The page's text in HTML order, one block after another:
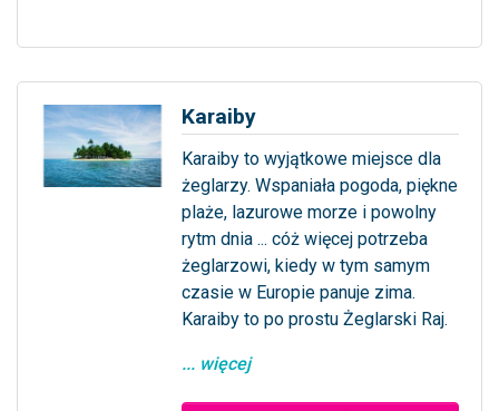
Karaiby
Karaiby to wyjątkowe miejsce dla
żeglarzy. Wspaniała pogoda, piękne
plaże, lazurowe morze i powolny
rytm dnia ... cóż więcej potrzeba
żeglarzowi, kiedy w tym samym
czasie w Europie panuje zima.
Karaiby to po prostu Żeglarski Raj.
... więcej